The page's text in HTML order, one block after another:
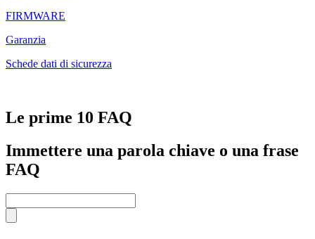
FIRMWARE
Garanzia
Schede dati di sicurezza
Le prime 10 FAQ
Immettere una parola chiave o una frase
FAQ